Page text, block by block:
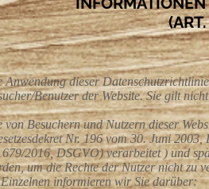
Anwendung dieser
Benutzer der Website. Sie gilt
von Besuchern und Nutzern dieser
Nr. 196 vom 30. Juni
679/2016, DSGVO) verarbeitet ) und
um die Rechte der Nutzer nicht zu
informieren wir Sie darüber: